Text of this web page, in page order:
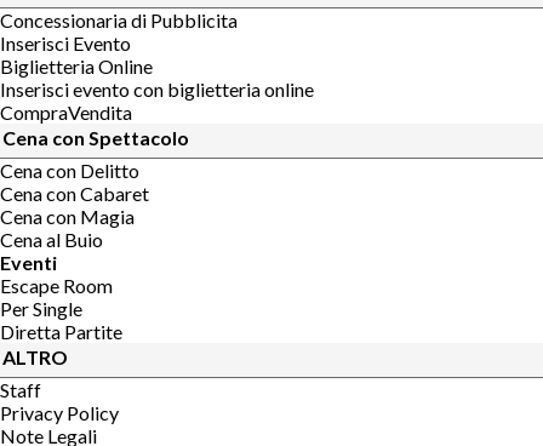
Concessionaria di Pubblicita
Inserisci Evento
Biglietteria Online
Inserisci evento con biglietteria online
CompraVendita
Cena con Spettacolo
Cena con Delitto
Cena con Cabaret
Cena con Magia
Cena al Buio
Eventi
Escape Room
Per Single
Diretta Partite
ALTRO
Staff
Privacy Policy
Note Legali